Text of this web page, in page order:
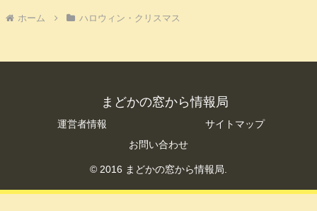
ホーム ハロウィン・クリスマス
まどかの窓から情報局
運営者情報
サイトマップ
お問い合わせ
© 2016 まどかの窓から情報局.